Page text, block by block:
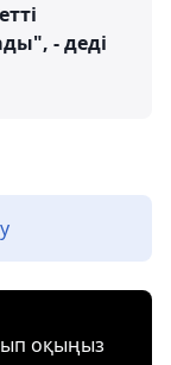
- деді
оқыңыз